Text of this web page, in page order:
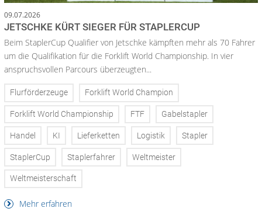
09.07.2026
JETSCHKE KÜRT SIEGER FÜR STAPLERCUP
Beim StaplerCup Qualifier von Jetschke kämpften mehr als 70 Fahrer
um die Qualifikation für die Forklift World Championship. In vier
anspruchsvollen Parcours überzeugten...
Flurförderzeuge Forklift World Champion
Forklift World Championship FTF Gabelstapler
Handel KI Lieferketten Logistik Stapler
StaplerCup Staplerfahrer Weltmeister
Weltmeisterschaft
Mehr erfahren